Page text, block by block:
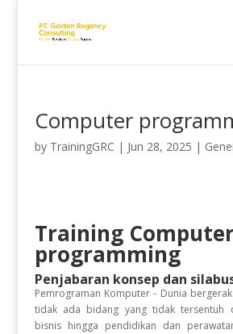
Computer
by TrainingGRC | Jun 28, 2025 |
Training
programming
Penjabaran konsep dan
Pemrograman Komputer - Dunia
tidak ada bidang yang tidak tersentuh
bisnis hingga pendidikan dan